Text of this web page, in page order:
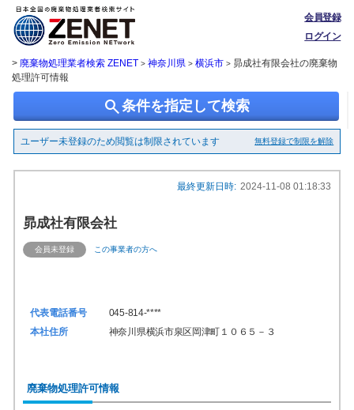
会員登録
ログイン
> 廃棄物処理業者検索 ZENET > 神奈川県 > 横浜市> 昴成社有限会社の廃棄物
処理許可情報
search条件を指定して検索
ユーザー未登録のため閲覧は制限されています 無料登録で制限を解除
最終更新日時: 2024-11-08 01:18:33
昴成社有限会社
会員未登録 この事業者の方へ
代表電話番号
045-814-****
本社住所
神奈川県横浜市泉区岡津町１０６５－３
廃棄物処理許可情報